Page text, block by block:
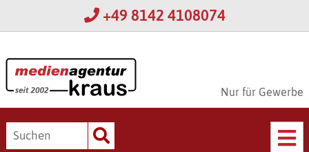
+49 8142 4108074
Nur für Gewerbe